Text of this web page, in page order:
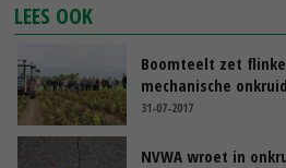
LEES OOK
Boomteelt zet
mechanische
31-07-2017
NVWA wroet in